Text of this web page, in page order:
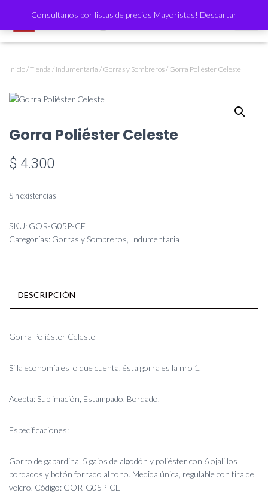
Consultanos por listas de precios Mayoristas! Descartar
Inicio/Tienda / Indumentaria / Gorras y Sombreros/ Gorra Poliéster Celeste
Gorra Poliéster Celeste
$ 4.300
Sin existencias
SKU: GOR-G05P-CE
Categorías: Gorras y Sombreros Indumentaria
DESCRIPCIÓN
Gorra Poliéster Celeste
Si la economía es lo que cuenta, ésta gorra es la nro 1.
Acepta: Sublimación, Estampado, Bordado.
Especificaciones:
Gorro de gabardina, 5 gajos de algodón y poliéster con 6 ojalillos
bordados y botón forrado al tono. Medida única, regulable con tira de
velcro. Código: GOR-G05P-CE